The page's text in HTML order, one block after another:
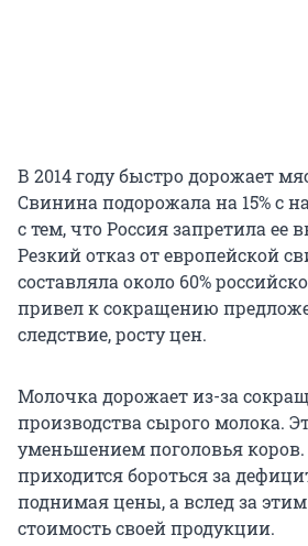
В 2014 году быстро дорожает
Свинина подорожала на 15% с
с тем, что Россия запретила ее
Резкий отказ от европейской
составляла около 60%
привел к сокращению
следствие, росту цен.
Молочка дорожает из-за
производства сырого молока.
уменьшением поголовья
приходится бороться за
поднимая цены, а вслед за
стоимость своей продукции.